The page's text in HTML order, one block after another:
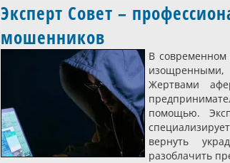
Эксперт Совет –
мошенников
В
изощренными,
Жертвами
помощью.
вернуть
разоблачить